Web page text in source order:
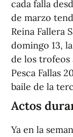
cada falla
de marzo
Reina Fallera
domingo 13,
de los trofeos
Pesca Fallas
baile de la
Actos
Ya en la